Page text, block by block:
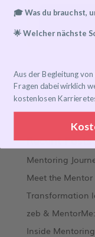
Search
Recent Posts
Mentoring
Meet the Mentor
Transformation
zeb &
Inside Mentoring
🎓 Was du brauchst,
🌟 Welcher nächste
Aus der Begleitung
Fragen dabei wirklich
kostenlosen